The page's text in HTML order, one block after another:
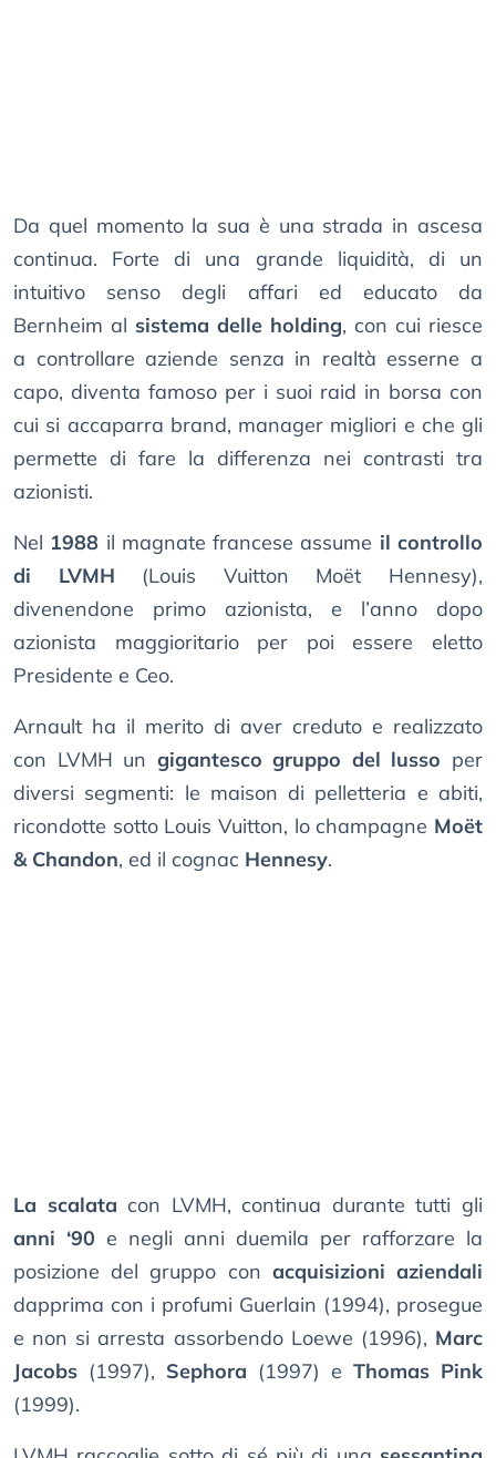
Da quel momento la sua è una strada in ascesa
continua. Forte di una grande liquidità, di un
intuitivo senso degli affari ed educato da
Bernheim al sistema delle holding, con cui riesce
a controllare aziende senza in realtà esserne a
capo, diventa famoso per i suoi raid in borsa con
cui si accaparra brand, manager migliori e che gli
permette di fare la differenza nei contrasti tra
azionisti.
Nel 1988 il magnate francese assume il controllo
di LVMH (Louis Vuitton Moët Hennesy),
divenendone primo azionista, e l’anno dopo
azionista maggioritario per poi essere eletto
Presidente e Ceo.
Arnault ha il merito di aver creduto e realizzato
con LVMH un gigantesco gruppo del lusso per
diversi segmenti: le maison di pelletteria e abiti,
ricondotte sotto Louis Vuitton, lo champagne Moët
& Chandon, ed il cognac Hennesy.
La scalata con LVMH, continua durante tutti gli
anni ‘90 e negli anni duemila per rafforzare la
posizione del gruppo con acquisizioni aziendali
dapprima con i profumi Guerlain (1994), prosegue
e non si arresta assorbendo Loewe (1996), Marc
Jacobs (1997), Sephora (1997) e Thomas Pink
(1999).